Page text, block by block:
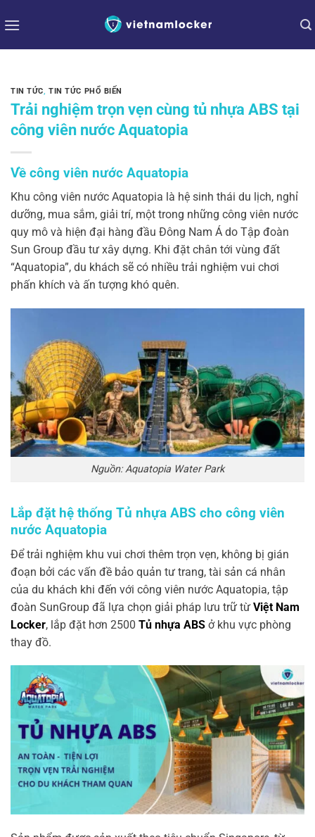
qua
TIN TỨC,TIN TỨC PHỔ BIẾN
Trải nghiệm trọn vẹn cùng tủ nhựa ABS tại
công viên nước Aquatopia
Về công viên nước Aquatopia
Khu công viên nước Aquatopia là hệ sinh thái du lịch, nghỉ
dưỡng, mua sắm, giải trí, một trong những công viên nước
quy mô và hiện đại hàng đầu Đông Nam Á do Tập đoàn
Sun Group đầu tư xây dựng. Khi đặt chân tới vùng đất
“Aquatopia”, du khách sẽ có nhiều trải nghiệm vui chơi
phấn khích và ấn tượng khó quên.
Nguồn: Aquatopia Water Park
Lắp đặt hệ thống Tủ nhựa ABS cho công viên
nước Aquatopia
Để trải nghiệm khu vui chơi thêm trọn vẹn, không bị gián
đoạn bởi các vấn đề bảo quản tư trang, tài sản cá nhân
của du khách khi đến với công viên nước Aquatopia, tập
đoàn SunGroup đã lựa chọn giải pháp lưu trữ từ Việt Nam
Locker, lắp đặt hơn 2500 Tủ nhựa ABS ở khu vực phòng
thay đồ.